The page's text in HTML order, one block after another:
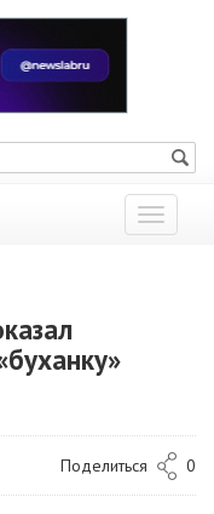
Показать
меню
Поделиться 0